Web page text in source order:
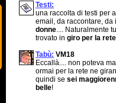
Testi:
una raccolta di testi per
email, da raccontare,
donne.... Naturalmente
trovato in giro per la rete
Tabù: VM18
Eccallà.... non poteva
ormai per la rete ne
quindi se sei
belle!